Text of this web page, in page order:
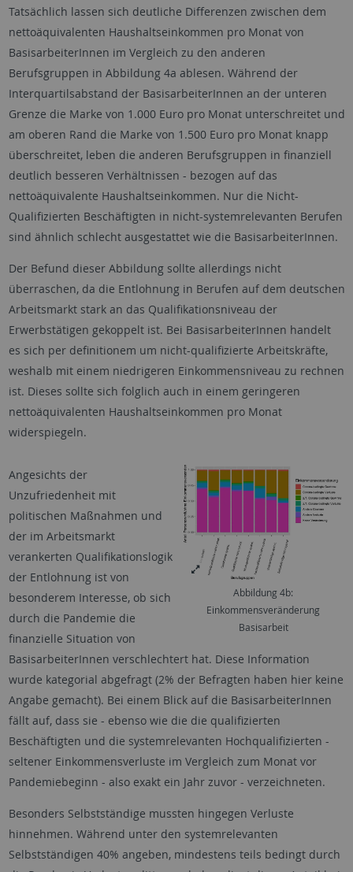
Tatsächlich lassen sich deutliche Differenzen zwischen dem
nettoäquivalenten Haushaltseinkommen pro Monat von
BasisarbeiterInnen im Vergleich zu den anderen
Berufsgruppen in Abbildung 4a ablesen. Während der
Interquartilsabstand der BasisarbeiterInnen an der unteren
Grenze die Marke von 1.000 Euro pro Monat unterschreitet und
am oberen Rand die Marke von 1.500 Euro pro Monat knapp
überschreitet, leben die anderen Berufsgruppen in finanziell
deutlich besseren Verhältnissen - bezogen auf das
nettoäquivalente Haushaltseinkommen. Nur die Nicht-
Qualifizierten Beschäftigten in nicht-systemrelevanten Berufen
sind ähnlich schlecht ausgestattet wie die BasisarbeiterInnen.
Der Befund dieser Abbildung sollte allerdings nicht
überraschen, da die Entlohnung in Berufen auf dem deutschen
Arbeitsmarkt stark an das Qualifikationsniveau der
Erwerbstätigen gekoppelt ist. Bei BasisarbeiterInnen handelt
es sich per definitionem um nicht-qualifizierte Arbeitskräfte,
weshalb mit einem niedrigeren Einkommensniveau zu rechnen
ist. Dieses sollte sich folglich auch in einem geringeren
nettoäquivalenten Haushaltseinkommen pro Monat
widerspiegeln.
Abbildung 4b:
Einkommensveränderung
Basisarbeit
Angesichts der
Unzufriedenheit mit
politischen Maßnahmen und
der im Arbeitsmarkt
verankerten Qualifikationslogik
der Entlohnung ist von
besonderem Interesse, ob sich
durch die Pandemie die
finanzielle Situation von
BasisarbeiterInnen verschlechtert hat. Diese Information
wurde kategorial abgefragt (2% der Befragten haben hier keine
Angabe gemacht). Bei einem Blick auf die BasisarbeiterInnen
fällt auf, dass sie - ebenso wie die die qualifizierten
Beschäftigten und die systemrelevanten Hochqualifizierten -
seltener Einkommensverluste im Vergleich zum Monat vor
Pandemiebeginn - also exakt ein Jahr zuvor - verzeichneten.
Besonders Selbstständige mussten hingegen Verluste
hinnehmen. Während unter den systemrelevanten
Selbstständigen 40% angeben, mindestens teils bedingt durch